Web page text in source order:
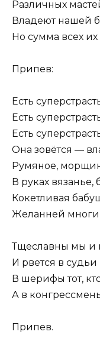
Различных
Владеют нашей
Но сумма всех
Припев:
Есть
Есть
Есть
Она зовётся —
Румяное,
В руках вязанье,
Кокетливая
Желанней
Тщеславны мы и
И рвется в судьи
В шерифы тот,
А в
Припев.